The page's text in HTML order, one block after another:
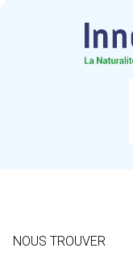
NOUS TROUVER